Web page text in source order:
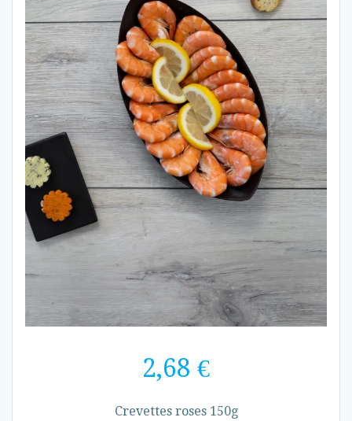
2,68 €
Crevettes roses 150g